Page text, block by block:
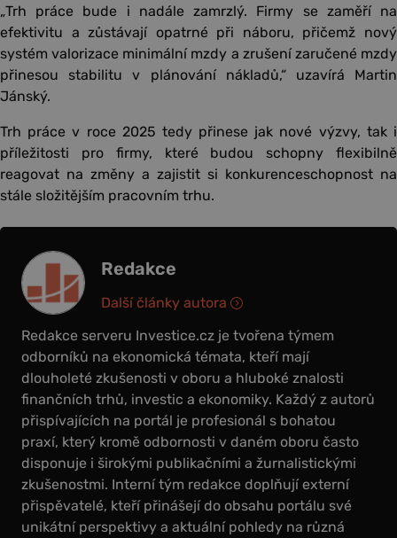
„Trh práce bude i nadále zamrzlý. Firmy se zaměří na
efektivitu a zůstávají opatrné při náboru, přičemž nový
systém valorizace minimální mzdy a zrušení zaručené mzdy
přinesou stabilitu v plánování nákladů,“ uzavírá Martin
Jánský.
Trh práce v roce 2025 tedy přinese jak nové výzvy, tak i
příležitosti pro firmy, které budou schopny flexibilně
reagovat na změny a zajistit si konkurenceschopnost na
stále složitějším pracovním trhu.
Redakce
Redakce serveru Investice.cz je tvořena týmem
odborníků na ekonomická témata, kteří mají
dlouholeté zkušenosti v oboru a hluboké znalosti
finančních trhů, investic a ekonomiky. Každý z autorů
přispívajících na portál je profesionál s bohatou
praxí, který kromě odbornosti v daném oboru často
disponuje i širokými publikačními a žurnalistickými
zkušenostmi. Interní tým redakce doplňují externí
přispěvatelé, kteří přinášejí do obsahu portálu své
unikátní perspektivy a aktuální pohledy na různá
Další články autora